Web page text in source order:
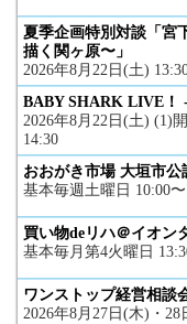
夏季企画特別対談「宮
描く関ヶ原〜」
2026年8月22日(土)
BABY SHARK LIVE！
2026年8月22日(土) (1)
14:30
おおがき市場 大垣市
基本毎週土曜日 10:00〜
買い物deリハ＠イオン
基本毎月第4火曜日
ワンストップ経営相談
2026年8月27日(木)・28